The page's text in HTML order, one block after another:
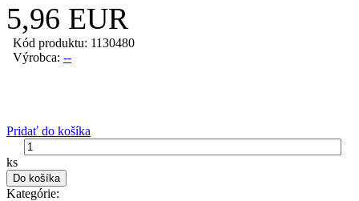
5,96 EUR
Kód produktu: 1130480
Výrobca: --
Pridať do košíka
ks
Do košíka
Kategórie: